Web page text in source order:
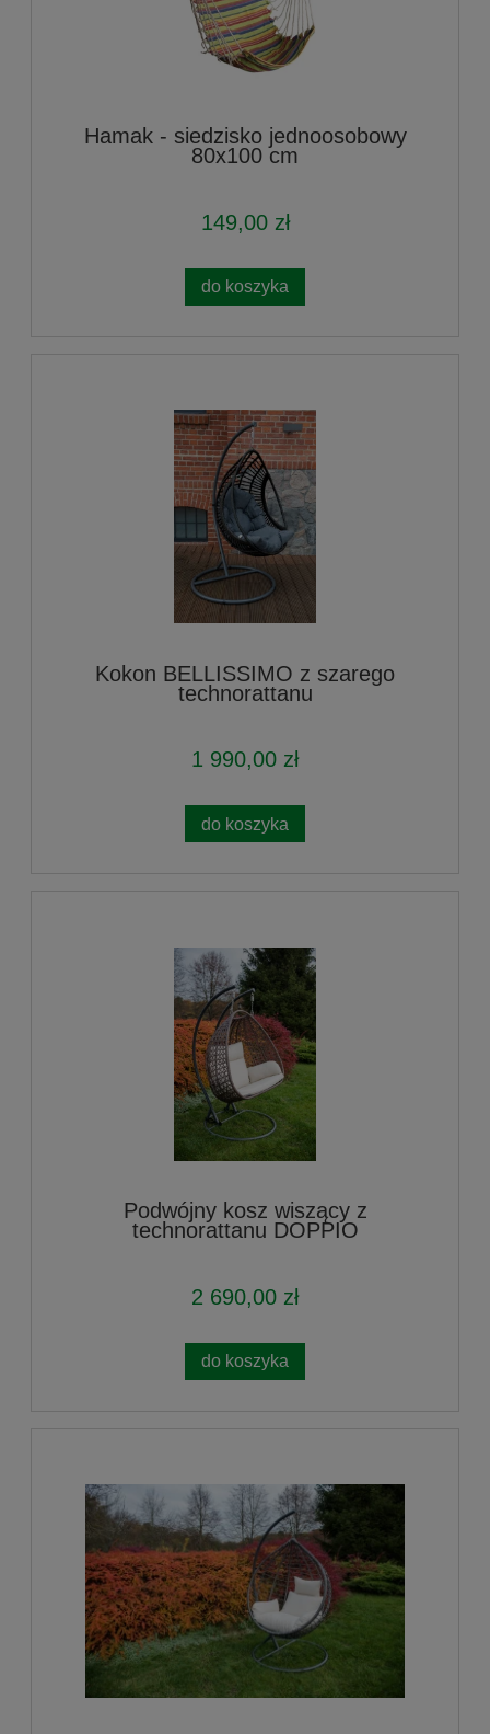
Hamak - siedzisko jednoosobowy
80x100 cm
149,00 zł
do koszyka
Kokon BELLISSIMO z szarego
technorattanu
1 990,00 zł
do koszyka
Podwójny kosz wiszący z
technorattanu DOPPIO
2 690,00 zł
do koszyka